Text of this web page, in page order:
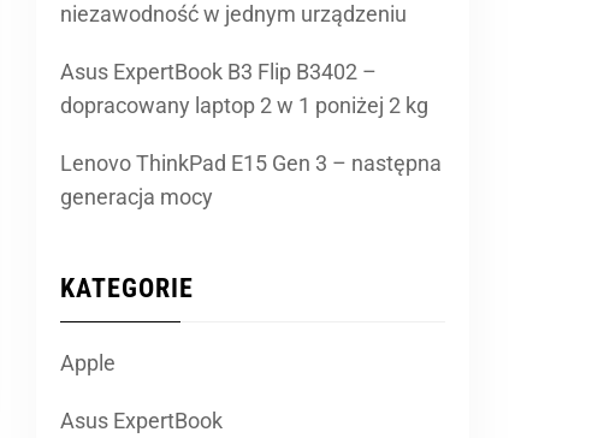
niezawodność w jednym urządzeniu
Asus ExpertBook B3 Flip B3402 –
dopracowany laptop 2 w 1 poniżej 2 kg
Lenovo ThinkPad E15 Gen 3 – następna
generacja mocy
KATEGORIE
Apple
Asus ExpertBook